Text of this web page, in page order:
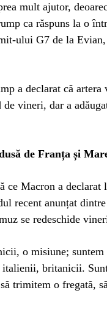
mult ajutor,
ca răspuns la o
ului G7 de la
a declarat că
vineri, dar a
de Franța și
ce Macron a
recent anunțat
se redeschide
o misiune;
britanicii.
trimitem o fregată,